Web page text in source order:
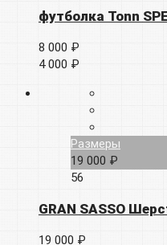
футболка Tonn
8 000 ₽
4 000 ₽
Размеры
19 000 ₽
56
GRAN SASSO
19 000 ₽